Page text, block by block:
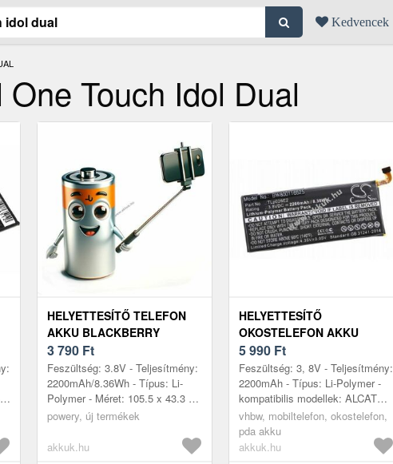
Kedvencek
Touch Idol Dual
HELYETTESÍTŐ TELEFON
AKKU BLACKBERRY
DTEK50 TLP026E2 2200MAH
8.36WH 3.8V
3 790 Ft
Feszültség: 3.8V - Teljesítmény:
2200mAh/8.36Wh - Típus: Li-
Polymer - Méret: 105.5 x 43.3 x
3.7mm - kompatibilis modellek:
powery, új termékek
akkuk.hu
HELYETTESÍTŐ
OKOSTELEFON AKKU
ALCATEL ONE TOUCH,
IDOL 4, BLACKBERRY
NEON 2200MAH
5 990 Ft
Feszültség: 3, 8V - Teljesítmény:
2200mAh - Típus: Li-Polymer -
kompatibilis modellek: ALCATEL
One Touch Idol 4, One Touch
Idol 4 LTE Dual SIM, OT-...
vhbw, mobiltelefon, okostelefon,
pda akku
akkuk.hu